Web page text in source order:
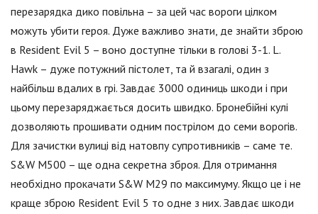
перезарядка дико повільна – за цей час вороги цілком
можуть убити героя. Дуже важливо знати, де знайти зброю
в Resident Evil 5 – воно доступне тільки в голові 3-1. L.
Hawk – дуже потужний пістолет, та й взагалі, один з
найбільш вдалих в грі. Завдає 3000 одиниць шкоди і при
цьому перезаряджається досить швидко. Бронебійні кулі
дозволяють прошивати одним пострілом до семи ворогів.
Для зачистки вулиці від натовпу супротивників – саме те.
S&W M500 – ще одна секретна зброя. Для отримання
необхідно прокачати S&W M29 по максимуму. Якщо це і не
краще зброю Resident Evil 5 то одне з них. Завдає шкоди